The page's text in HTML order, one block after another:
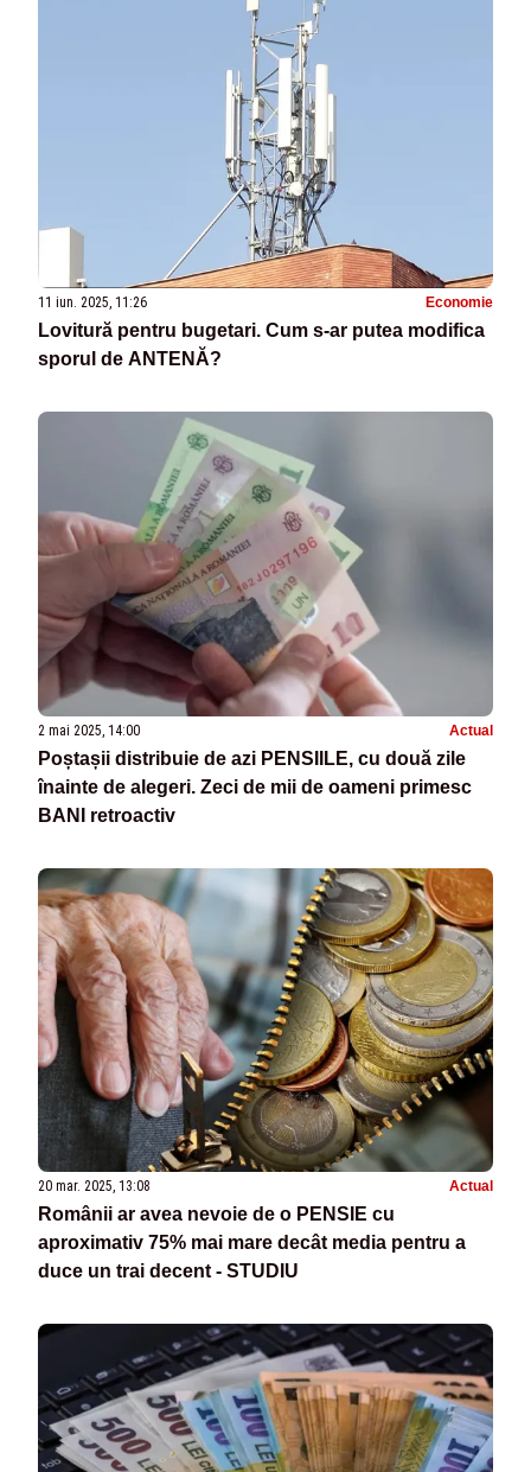
11 iun. 2025, 11:26 Economie
Lovitură pentru bugetari. Cum s-ar putea modifica
sporul de ANTENĂ?
2 mai 2025, 14:00 Actual
Poștașii distribuie de azi PENSIILE, cu două zile
înainte de alegeri. Zeci de mii de oameni primesc
BANI retroactiv
20 mar. 2025, 13:08 Actual
Românii ar avea nevoie de o PENSIE cu
aproximativ 75% mai mare decât media pentru a
duce un trai decent - STUDIU